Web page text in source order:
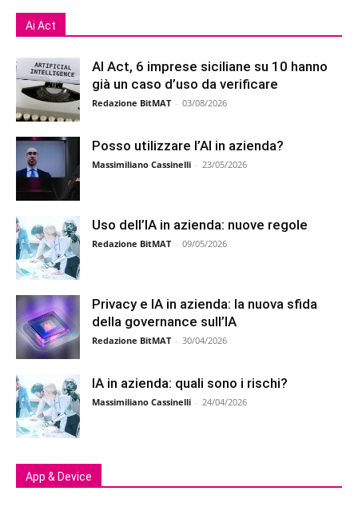
Ai Act
AI Act, 6 imprese siciliane su 10 hanno
già un caso d’uso da verificare
Redazione BitMAT - 03/08/2026
Posso utilizzare l’AI in azienda?
Massimiliano Cassinelli - 23/05/2026
Uso dell’IA in azienda: nuove regole
Redazione BitMAT - 09/05/2026
Privacy e IA in azienda: la nuova sfida
della governance sull’IA
Redazione BitMAT - 30/04/2026
IA in azienda: quali sono i rischi?
Massimiliano Cassinelli - 24/04/2026
App & Device